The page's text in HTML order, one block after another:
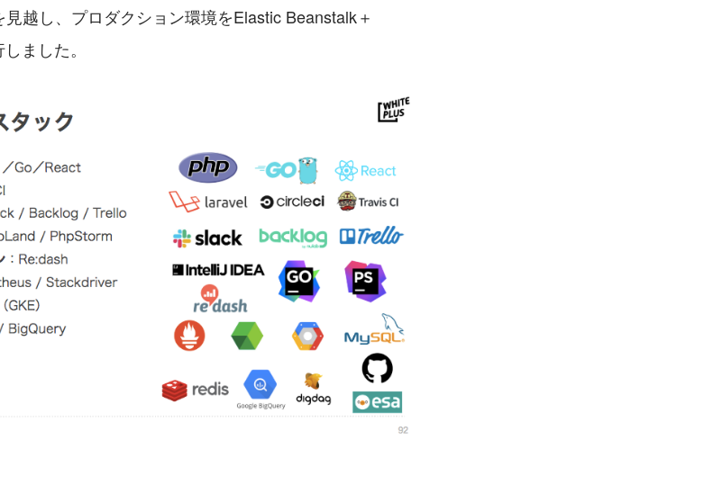
越し、プロダクション環境をElastic Beanstalk＋
ました。